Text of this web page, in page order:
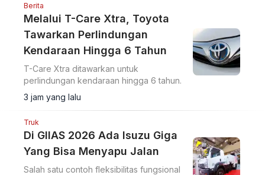
Berita
Melalui T-Care Xtra, Toyota
Tawarkan Perlindungan
Kendaraan Hingga 6 Tahun
T-Care Xtra ditawarkan untuk
perlindungan kendaraan hingga 6 tahun.
3 jam yang lalu
Truk
Di GIIAS 2026 Ada Isuzu Giga
Yang Bisa Menyapu Jalan
Salah satu contoh fleksibilitas fungsional